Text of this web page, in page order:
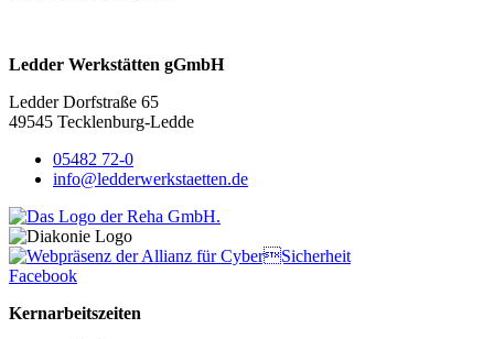
Ledder Werkstätten gGmbH
Ledder Dorfstraße 65
49545 Tecklenburg-Ledde
05482 72-0
info@ledderwerkstaetten.de
Facebook
Kernarbeitszeiten